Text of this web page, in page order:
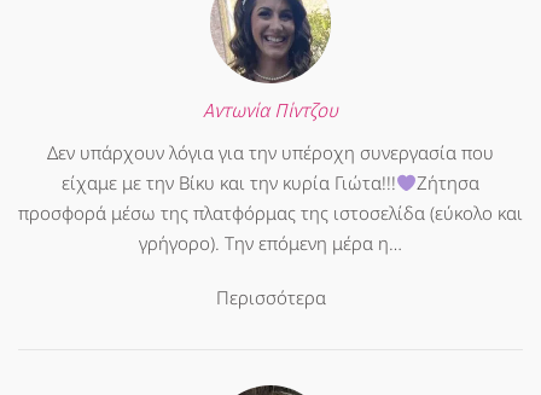
Αντωνία Πίντζου
Δεν υπάρχουν λόγια για την υπέροχη συνεργασία που
είχαμε με την Βίκυ και την κυρία Γιώτα!!!
Ζήτησα
προσφορά μέσω της πλατφόρμας της ιστοσελίδα (εύκολο και
γρήγορο). Την επόμενη μέρα η…
Περισσότερα